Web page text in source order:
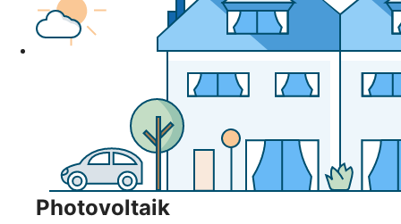
Photovoltaik